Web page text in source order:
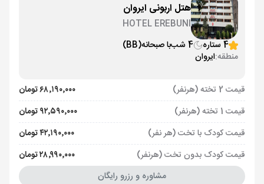
هتل اربونی ایروان
HOTEL EREBUNI
4 ستاره
4 شب با صبحانه(BB)
منطقه:ایروان
قیمت 2 تخته (هرنفر)
۶۸٬۱۹۰٬۰۰۰ تومان
قیمت 1 تخته (هرنفر)
۹۲٬۵۹۰٬۰۰۰ تومان
قیمت کودک با تخت (هر نفر)
۴۲٬۱۹۰٬۰۰۰ تومان
قیمت کودک بدون تخت (هرنفر)
۲۸٬۹۹۰٬۰۰۰ تومان
مشاوره و رزرو رایگان